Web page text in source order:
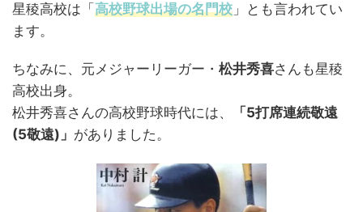
星稜高校は「 高校野球出場の名門校 」とも言われてい
ます。
ちなみに、元メジャーリーガー・ 松井秀喜さんも星稜
高校出身。
松井秀喜さんの高校野球時代には、
「5打席連続敬遠
(5敬遠)」 がありました。